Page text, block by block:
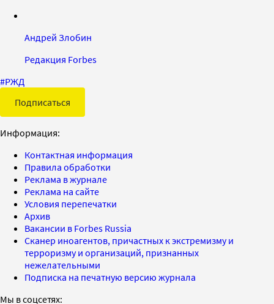
Андрей Злобин
Редакция Forbes
#РЖД
Подписаться
Информация:
Контактная информация
Правила обработки
Реклама в журнале
Реклама на сайте
Условия перепечатки
Архив
Вакансии в Forbes Russia
Сканер иноагентов, причастных к экстремизму и
терроризму и организаций, признанных
нежелательными
Подписка на печатную версию журнала
Мы в соцсетях: